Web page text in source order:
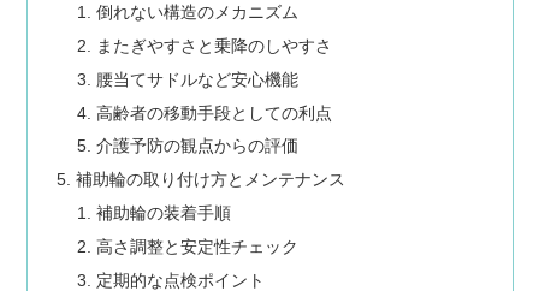
倒れない構造のメカニズム
またぎやすさと乗降のしやすさ
腰当てサドルなど安心機能
高齢者の移動手段としての利点
介護予防の観点からの評価
補助輪の取り付け方とメンテナンス
補助輪の装着手順
高さ調整と安定性チェック
定期的な点検ポイント